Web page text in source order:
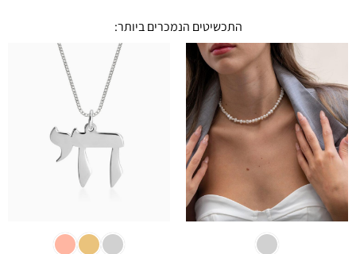
התכשיטים הנמכרים ביותר: